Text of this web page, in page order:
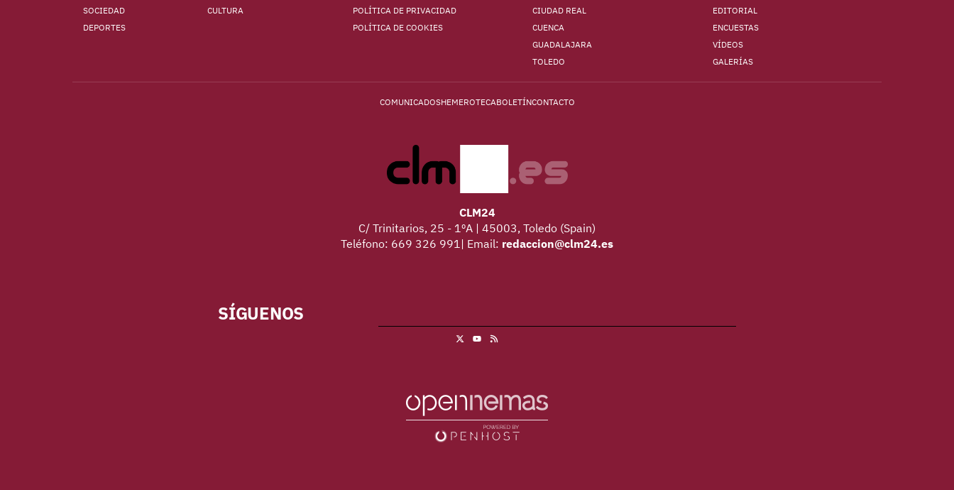
SOCIEDAD
CULTURA
DEPORTES
POLÍTICA DE PRIVACIDAD
POLÍTICA DE COOKIES
CIUDAD REAL
CUENCA
GUADALAJARA
TOLEDO
EDITORIAL
ENCUESTAS
VÍDEOS
GALERÍAS
COMUNICADOSHEMEROTECABOLETÍNCONTACTO
CLM24
C/ Trinitarios, 25 - 1ºA | 45003, Toledo (Spain)
Teléfono: 669 326 991| Email: redaccion@clm24.es
SÍGUENOS